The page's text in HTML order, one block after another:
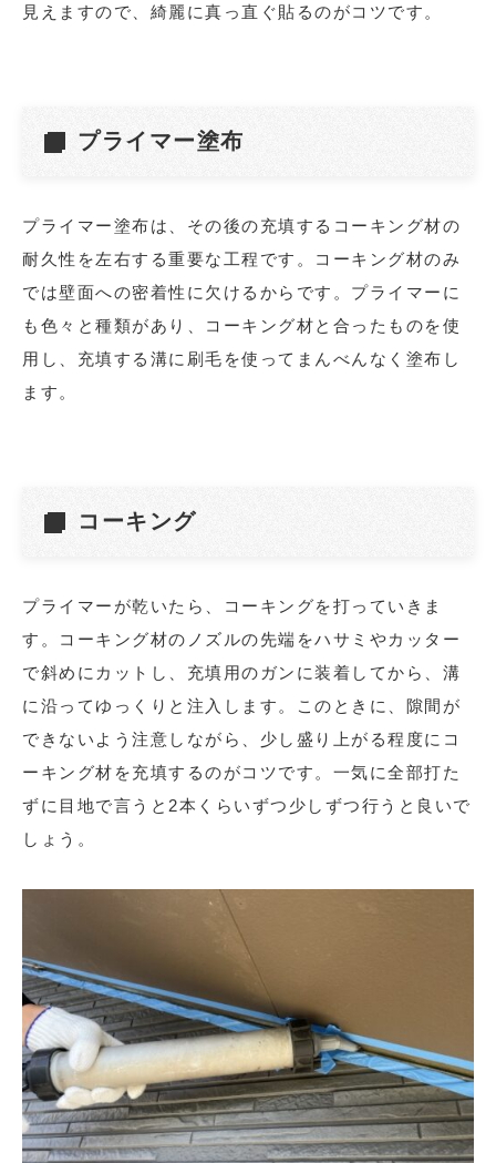
見えますので、綺麗に真っ直ぐ貼るのがコツです。
プライマー塗布
プライマー塗布は、その後の充填するコーキング材の
耐久性を左右する重要な工程です。コーキング材のみ
では壁面への密着性に欠けるからです。プライマーに
も色々と種類があり、コーキング材と合ったものを使
用し、充填する溝に刷毛を使ってまんべんなく塗布し
ます。
コーキング
プライマーが乾いたら、コーキングを打っていきま
す。コーキング材のノズルの先端をハサミやカッター
で斜めにカットし、充填用のガンに装着してから、溝
に沿ってゆっくりと注入します。このときに、隙間が
できないよう注意しながら、少し盛り上がる程度にコ
ーキング材を充填するのがコツです。一気に全部打た
ずに目地で言うと2本くらいずつ少しずつ行うと良いで
しょう。